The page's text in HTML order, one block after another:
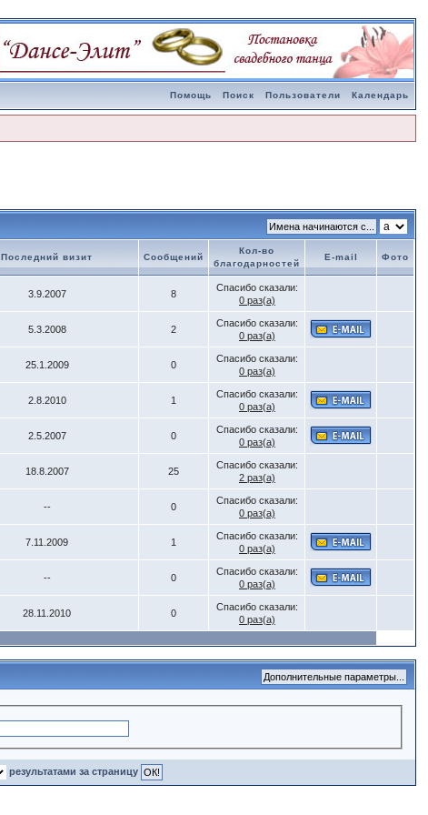
Помощь Поиск Пользователи Календарь
Последний визит Сообщений
Кол-во
благодарностей
E-mail Фото
3.9.2007 8
Спасибо сказали:
0 раз(а)
5.3.2008 2
Спасибо сказали:
0 раз(а)
25.1.2009 0
Спасибо сказали:
0 раз(а)
2.8.2010 1
Спасибо сказали:
0 раз(а)
2.5.2007 0
Спасибо сказали:
0 раз(а)
18.8.2007 25
Спасибо сказали:
2 раз(а)
-- 0
Спасибо сказали:
0 раз(а)
7.11.2009 1
Спасибо сказали:
0 раз(а)
-- 0
Спасибо сказали:
0 раз(а)
28.11.2010 0
Спасибо сказали:
0 раз(а)
результатами за страницу